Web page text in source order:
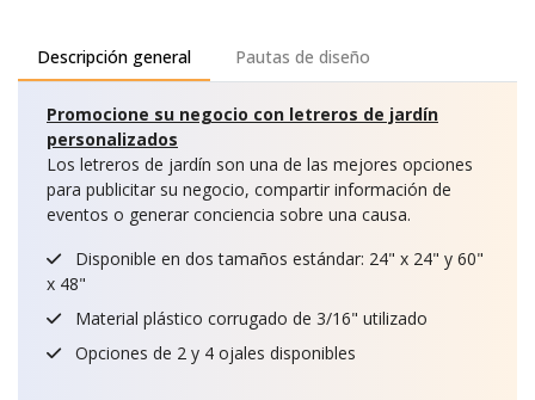
Descripción general Pautas de diseño
Promocione su negocio con letreros de jardín
personalizados
Los letreros de jardín son una de las mejores opciones
para publicitar su negocio, compartir información de
eventos o generar conciencia sobre una causa.
Disponible en dos tamaños estándar: 24" x 24" y 60"
x 48"
Material plástico corrugado de 3/16" utilizado
Opciones de 2 y 4 ojales disponibles